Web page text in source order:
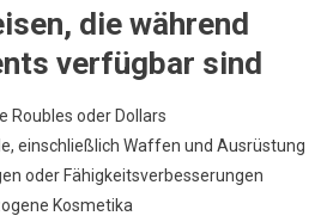
die während
verfügbar sind
Roubles oder Dollars
einschließlich Waffen und Ausrüstung
oder Fähigkeitsverbesserungen
Kosmetika